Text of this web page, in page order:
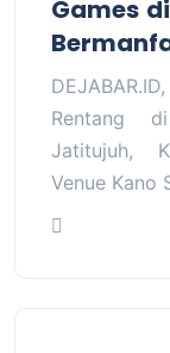
Games
Rentang
Jatitujuh,
Venue Kano